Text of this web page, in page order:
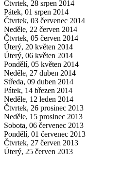
Čtvrtek, 28 srpen 2014
Pátek, 01 srpen 2014
Čtvrtek, 03 červenec 2014
Neděle, 22 červen 2014
Čtvrtek, 05 červen 2014
Úterý, 20 květen 2014
Úterý, 06 květen 2014
Pondělí, 05 květen 2014
Neděle, 27 duben 2014
Středa, 09 duben 2014
Pátek, 14 březen 2014
Neděle, 12 leden 2014
Čtvrtek, 26 prosinec 2013
Neděle, 15 prosinec 2013
Sobota, 06 červenec 2013
Pondělí, 01 červenec 2013
Čtvrtek, 27 červen 2013
Úterý, 25 červen 2013